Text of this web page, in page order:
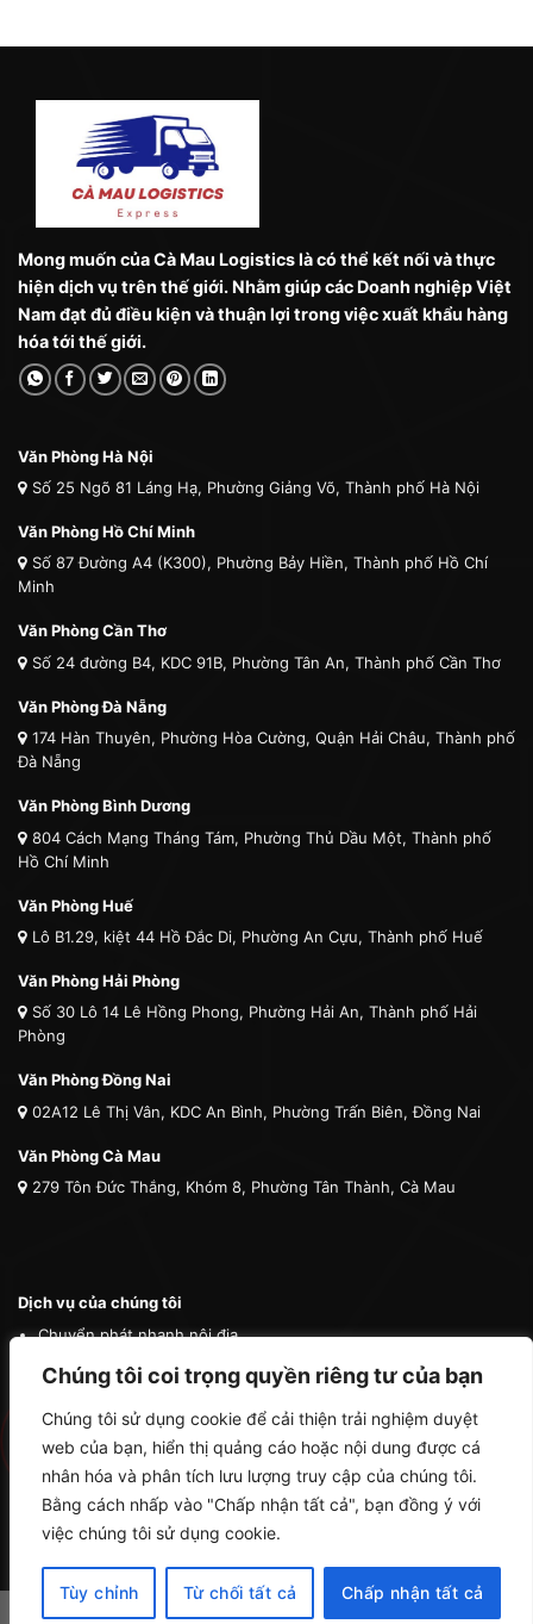
Chúng tôi coi trọng quyền riêng tư của bạn
Chúng tôi sử dụng cookie để cải thiện trải nghiệm duyệt
web của bạn, hiển thị quảng cáo hoặc nội dung được cá
nhân hóa và phân tích lưu lượng truy cập của chúng tôi.
Bằng cách nhấp vào "Chấp nhận tất cả", bạn đồng ý với
việc chúng tôi sử dụng cookie.
Tùy chỉnh Từ chối tất cả Chấp nhận tất cả
Mong muốn của Cà Mau Logistics là có thể kết nối và thực
hiện dịch vụ trên thế giới. Nhằm giúp các Doanh nghiệp Việt
Nam đạt đủ điều kiện và thuận lợi trong việc xuất khẩu hàng
hóa tới thế giới.
Văn Phòng Hà Nội
Số 25 Ngõ 81 Láng Hạ, Phường Giảng Võ, Thành phố Hà Nội
Văn Phòng Hồ Chí Minh
Số 87 Đường A4 (K300), Phường Bảy Hiền, Thành phố Hồ Chí
Minh
Văn Phòng Cần Thơ
Số 24 đường B4, KDC 91B, Phường Tân An, Thành phố Cần Thơ
Văn Phòng Đà Nẵng
174 Hàn Thuyên, Phường Hòa Cường, Quận Hải Châu, Thành phố
Đà Nẵng
Văn Phòng Bình Dương
804 Cách Mạng Tháng Tám, Phường Thủ Dầu Một, Thành phố
Hồ Chí Minh
Văn Phòng Huế
Lô B1.29, kiệt 44 Hồ Đắc Di, Phường An Cựu, Thành phố Huế
Văn Phòng Hải Phòng
Số 30 Lô 14 Lê Hồng Phong, Phường Hải An, Thành phố Hải
Phòng
Văn Phòng Đồng Nai
02A12 Lê Thị Vân, KDC An Bình, Phường Trấn Biên, Đồng Nai
Văn Phòng Cà Mau
279 Tôn Đức Thắng, Khóm 8, Phường Tân Thành, Cà Mau
Dịch vụ của chúng tôi
Chuyển phát nhanh nội địa
Chuyển phát nhanh quốc tế
Vận chuyển thú cưng
Mua hộ hàng nước ngoài
Copyright 2026 ©Cà Mau Logistics